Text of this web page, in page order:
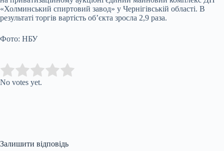
«Холминський спиртовий завод» у Чернігівській області. В
результаті торгів вартість об’єкта зросла 2,9 раза.
Фото: НБУ
Rate this item:
No votes yet.
Залишити відповідь